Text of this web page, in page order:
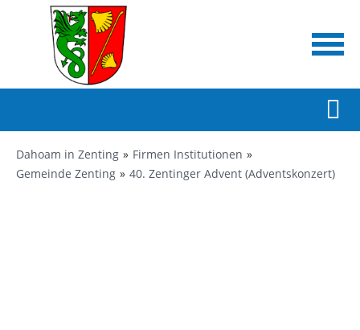
Dahoam in Zenting
Firmen Institutionen
Gemeinde Zenting
40. Zentinger Advent (Adventskonzert)